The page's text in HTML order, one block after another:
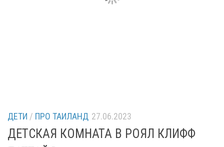
ДЕТИ / ПРО ТАИЛАНД 27.06.2023
ДЕТСКАЯ КОМНАТА В РОЯЛ КЛИФФ